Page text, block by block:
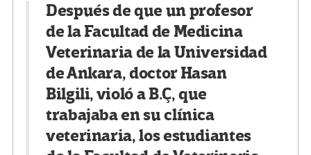
Después de que un profesor
de la Facultad de Medicina
Veterinaria de la Universidad
de Ankara, doctor Hasan
Bilgili, violó a B.Ç, que
trabajaba en su clínica
veterinaria, los estudiantes